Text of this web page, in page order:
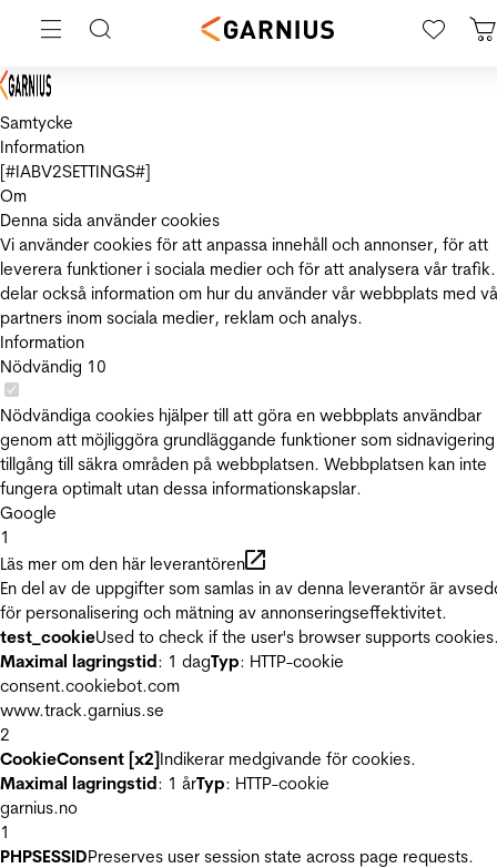
Samtycke
Information
[#IABV2SETTINGS#]
Om
Denna sida använder cookies
Vi använder cookies för att anpassa innehåll och annonser, för att
leverera funktioner i sociala medier och för att analysera vår
delar också information om hur du använder vår webbplats med
partners inom sociala medier, reklam och analys.
Information
Nödvändig 10
Nödvändiga cookies hjälper till att göra en webbplats användbar
genom att möjliggöra grundläggande funktioner som
tillgång till säkra områden på webbplatsen. Webbplatsen kan inte
fungera optimalt utan dessa informationskapslar.
Google
1
Läs mer om den här leverantören
En del av de uppgifter som samlas in av denna leverantör är
för personalisering och mätning av annonseringseffektivitet.
test_cookieUsed to check if the user's browser supports
Maximal lagringstid: 1 dagTyp: HTTP-cookie
consent.cookiebot.com
www.track.garnius.se
2
CookieConsent [x2]Indikerar medgivande för cookies.
Maximal lagringstid: 1 årTyp: HTTP-cookie
garnius.no
1
PHPSESSIDPreserves user session state across page requests.